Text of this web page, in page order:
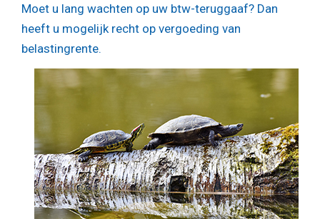
Moet u lang wachten op uw btw-teruggaaf? Dan
heeft u mogelijk recht op vergoeding van
belastingrente.